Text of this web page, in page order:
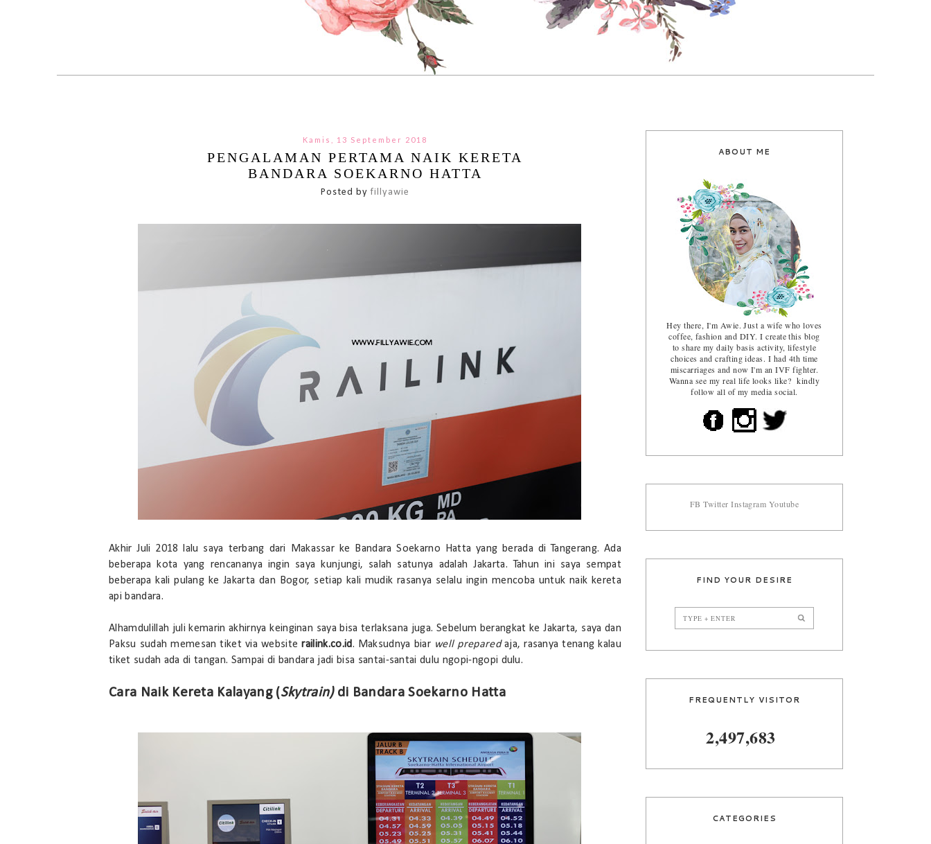
Kamis, 13 September 2018
PENGALAMAN PERTAMA NAIK KERETA
BANDARA SOEKARNO HATTA
Posted byfillyawie
Akhir Juli 2018 lalu saya terbang dari Makassar ke Bandara Soekarno Hatta yang berada di Tangerang. Ada
beberapa kota yang rencananya ingin saya kunjungi, salah satunya adalah Jakarta. Tahun ini saya sempat
beberapa kali pulang ke Jakarta dan Bogor, setiap kali mudik rasanya selalu ingin mencoba untuk naik kereta
api bandara.
Alhamdulillah juli kemarin akhirnya keinginan saya bisa terlaksana juga. Sebelum berangkat ke Jakarta, saya dan
Paksu sudah memesan tiket via websiterailink.co.id. Maksudnya biar well preparedaja, rasanya tenang kalau
tiket sudah ada di tangan. Sampai di bandara jadi bisa santai-santai dulu ngopi-ngopi dulu.
Cara Naik Kereta Kalayang (Skytrain)di Bandara Soekarno Hatta
ABOUT ME
Hey there, I'm Awie. Just a wife who loves
coffee, fashion and DIY. I create this blog
to share my daily basis activity, lifestyle
choices and crafting ideas. I had 4th time
miscarriages and now I'm an IVF fighter.
Wanna see my real life looks like? kindly
follow all of my media social.
FB Twitter Instagram Youtube
FIND YOUR DESIRE
FREQUENTLY VISITOR
2,497,683
CATEGORIES